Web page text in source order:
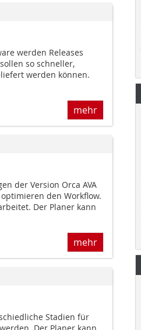
werden Releases
so schneller,
werden können.
mehr
der Version Orca AVA
den Workflow.
Der Planer kann
mehr
Stadien für